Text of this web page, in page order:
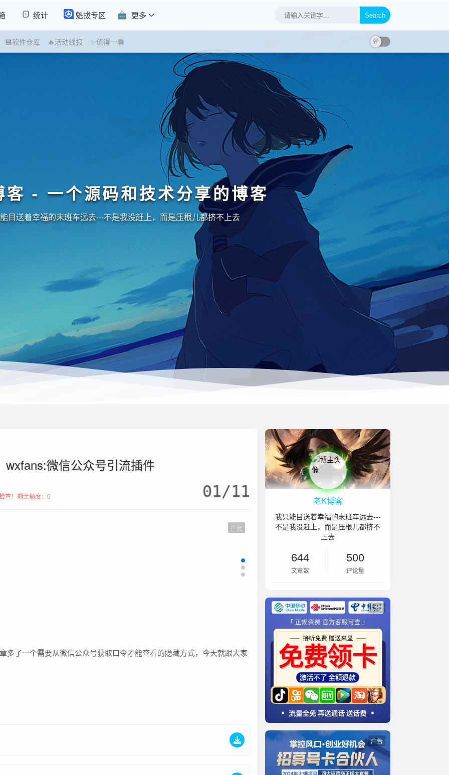
统计 魁拔专区 更多 Search
💾软件仓库 🔥活动线报 ✨值得一看
客 - 一个源码和技术分享的博客
目送着幸福的末班车远去---不是我没赶上，而是压根儿都挤不上去
wxfans:微信公众号引流插件
查！ 剩余额度：0 01/11
广告
多了一个需要从微信公众号获取口令才能查看的隐藏方式，今天就跟大家
老K博客
我只能目送着幸福的末班车远去---
不是我没赶上，而是压根儿都挤不
上去
644
文章数
500
评论量
广告
广告